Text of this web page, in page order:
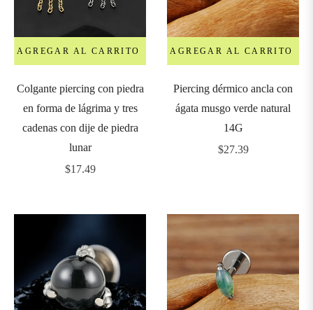
AGREGAR AL CARRITO
Colgante piercing con piedra
en forma de lágrima y tres
cadenas con dije de piedra
lunar
Precio
$17.49
AGREGAR AL CARRITO
Piercing dérmico ancla con
ágata musgo verde natural
14G
Precio
$27.39